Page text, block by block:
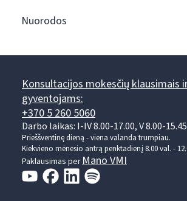
Nuorodos
Konsultacijos mokesčių klausimais
gyventojams:
+370 5 260 5060
Darbo laikas: I-IV 8.00-17.00, V 8.00-
Prieššventinę dieną - viena valanda trumpiau.
Kiekvieno mėnesio antrą penktadienį 8.00 val. -
Paklausimas perMano VMI